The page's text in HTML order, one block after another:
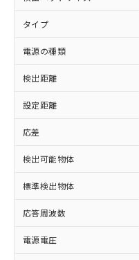
タイプ
電源の種類
検出距離
設定距離
応差
検出可能物体
標準検出物体
応答周波数
電源電圧